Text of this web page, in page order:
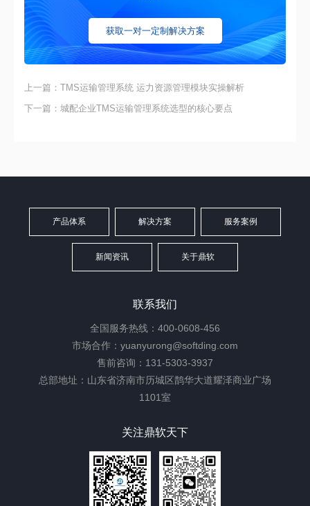
获取一对一定制解决方案
上一篇：TMS运输管理系统 运力资源管理模块实操解析
下一篇：城配企业TMS运输管理系统选型的核心要点
产品体系 解决方案 服务案例
新闻资讯 关于鼎软
联系我们
全国服务热线：400-0608-456
市场合作：yuanyurong@softding.com
售前咨询：131-5303-3937
总部地址：山东省济南市历城区鹊华大道耀泽商业广场
1101室
关注鼎软天下